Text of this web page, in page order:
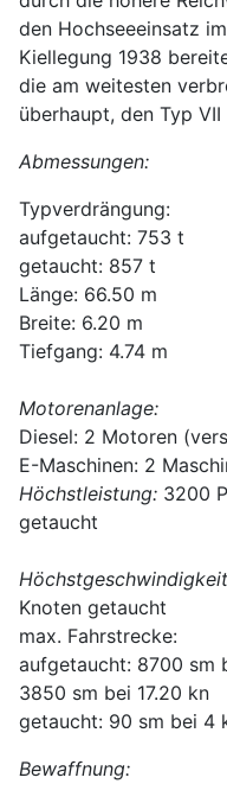
den Hochseeeinsatz
Kiellegung 1938
die am weitesten
überhaupt, den Typ VII
Abmessungen:
Typverdrängung:
aufgetaucht: 753 t
getaucht: 857 t
Länge: 66.50 m
Breite: 6.20 m
Tiefgang: 4.74 m
Motorenanlage:
Diesel: 2 Motoren
E-Maschinen: 2
Höchstleistung: 3200
getaucht
Knoten getaucht
max. Fahrstrecke:
aufgetaucht: 8700 sm
3850 sm bei 17.20 kn
getaucht: 90 sm bei 4
Bewaffnung: